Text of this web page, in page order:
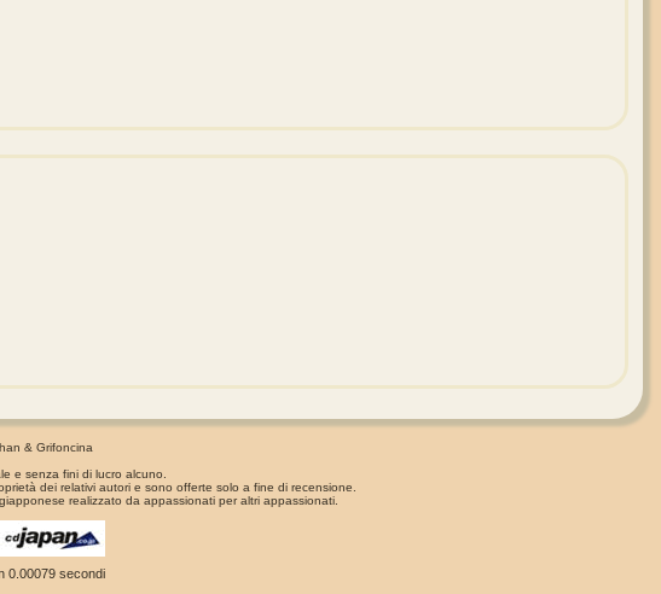
& Grifoncina
e senza fini di lucro alcuno.
dei relativi autori e sono offerte solo a fine di recensione.
realizzato da appassionati per altri appassionati.
0.00079 secondi